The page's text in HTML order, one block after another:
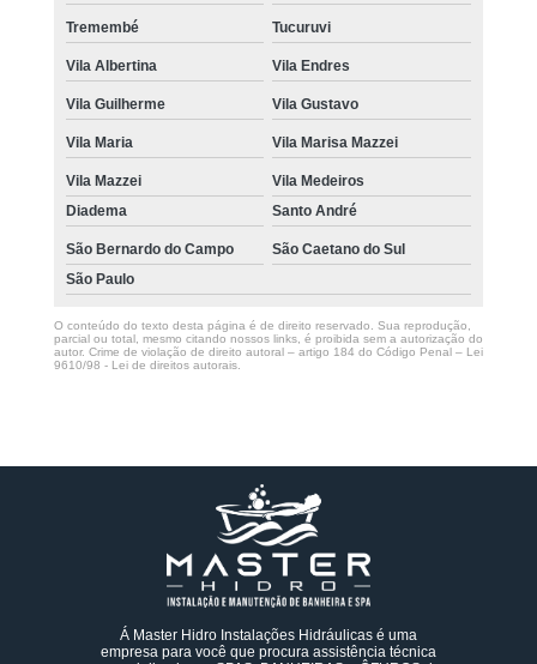
Tremembé Tucuruvi
Vila Albertina Vila Endres
Vila Guilherme Vila Gustavo
Vila Maria Vila Marisa Mazzei
Vila Mazzei
Vila Medeiros
Diadema
Santo André
São Bernardo do Campo
São Caetano do Sul
São Paulo
O conteúdo do texto desta página é de direito reservado. Sua reprodução,
parcial ou total, mesmo citando nossos links, é proibida sem a autorização do
autor. Crime de violação de direito autoral – artigo 184 do Código Penal – Lei
9610/98 - Lei de direitos autorais.
Á Master Hidro Instalações Hidráulicas é uma
empresa para você que procura assistência técnica